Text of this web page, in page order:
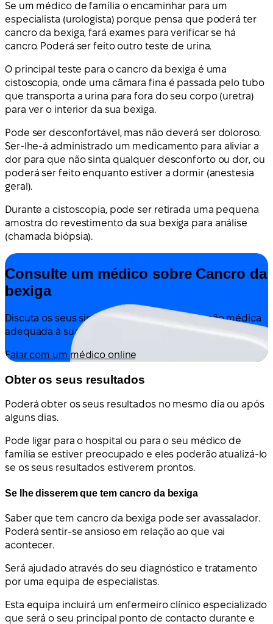
Se um médico de família o encaminhar para um
especialista (urologista) porque pensa que poderá ter
cancro da bexiga, fará exames para verificar se há
cancro. Poderá ser feito outro teste de urina.
O principal teste para o cancro da bexiga é uma
cistoscopia, onde uma câmara fina é passada pelo tubo
que transporta a urina para fora do seu corpo (uretra)
para ver o interior da sua bexiga.
Pode ser desconfortável, mas não deverá ser doloroso.
Ser-lhe-á administrado um medicamento para aliviar a
dor para que não sinta qualquer desconforto ou dor, ou
poderá ser feito enquanto estiver a dormir (anestesia
geral).
Durante a cistoscopia, pode ser retirada uma pequena
amostra do revestimento da sua bexiga para análise
(chamada biópsia).
Consulte um médico sobre Cancro da
bexiga
Discuta os seus sintomas e obtenha orientação médica
adequada à sua situação — tudo online.
Falar com um médico online
Obter os seus resultados
Poderá obter os seus resultados no mesmo dia ou após
alguns dias.
Pode ligar para o hospital ou para o seu médico de
família se estiver preocupado e eles poderão atualizá-lo
se os seus resultados estiverem prontos.
Se lhe disserem que tem cancro da bexiga
Saber que tem cancro da bexiga pode ser avassalador.
Poderá sentir-se ansioso em relação ao que vai
acontecer.
Será ajudado através do seu diagnóstico e tratamento
por uma equipa de especialistas.
Esta equipa incluirá um enfermeiro clínico especializado
que será o seu principal ponto de contacto durante e